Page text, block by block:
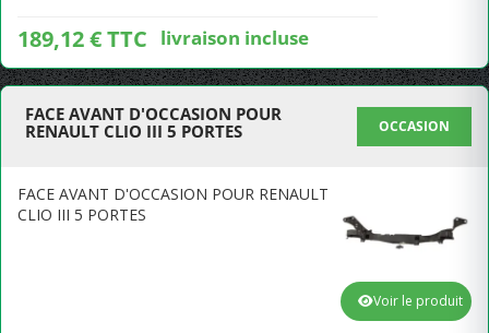
189,12 € TTC livraison incluse
FACE AVANT D'OCCASION POUR
RENAULT CLIO III 5 PORTES
OCCASION
FACE AVANT D'OCCASION POUR RENAULT
CLIO III 5 PORTES
Voir le produit